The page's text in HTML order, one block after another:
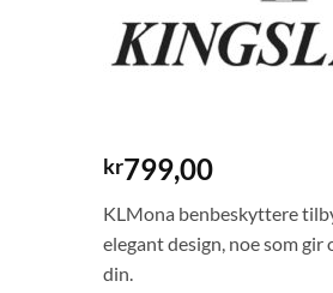
kr799,00
KLMona benbeskyttere
elegant design, noe som
din.